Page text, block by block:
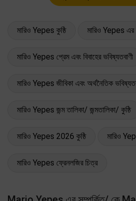
মারিও Yepes কুষ্ঠি মারিও Yepes এর
মারিও Yepes প্রেম এবং বিবাহের ভবিষ্যতবাণী
মারিও Yepes জীবিকা এবং অর্থনৈতিক
মারিও Yepes জন্ম তালিকা/ জন্মতালিকা/ কুষ্ঠি
মারিও Yepes 2026 কুষ্ঠি মারিও
মারিও Yepes ফ্রেনলজির চিত্র